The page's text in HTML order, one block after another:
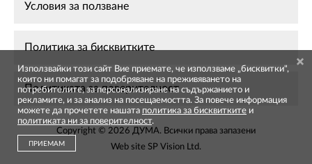
Условия за ползване
Политика за бисквитките
Политиката за поверителност
Copyright © 2026 ДУМА. Всички права запазени
Web site SP Vision Ltd.
Използвайки този сайт Вие приемате, че използваме „бисквитки",
които ни помагат за подобряване на преживяването на
потребителите, за персонализиране на съдържанието и
рекламите, и за анализ на посещаемостта. За повече информация
можете да прочетете нашата политика за бисквитките и
политиката ни за поверителност.
ПРИЕМАМ